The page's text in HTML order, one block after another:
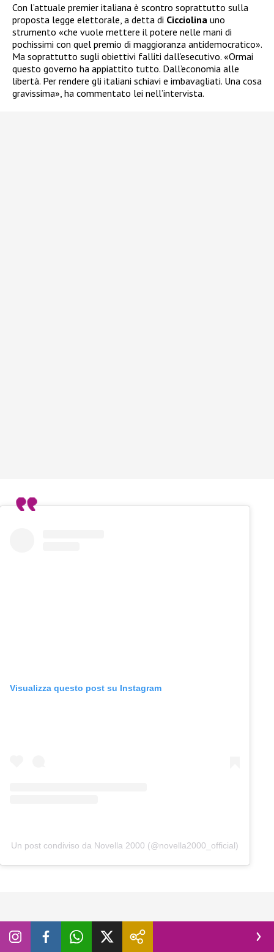
Con l’attuale premier italiana è scontro soprattutto sulla
proposta legge elettorale, a detta di Cicciolina uno
strumento «che vuole mettere il potere nelle mani di
pochissimi con quel premio di maggioranza antidemocratico».
Ma soprattutto sugli obiettivi falliti dall’esecutivo. «Ormai
questo governo ha appiattito tutto. Dall’economia alle
libertà. Per rendere gli italiani schiavi e imbavagliati. Una cosa
gravissima», ha commentato lei nell’intervista.
Visualizza questo post su Instagram
Un post condiviso da Novella 2000 (@novella2000_official)